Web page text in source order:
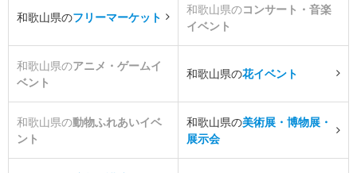
和歌山県のフリーマーケット
和歌山県のコンサート・音楽
イベント
和歌山県のアニメ・ゲームイ
ベント
和歌山県の花イベント
和歌山県の動物ふれあいイベ
ント
和歌山県の美術展・博物展・
展示会